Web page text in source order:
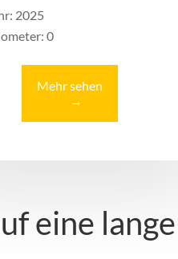
2025
0
Mehr sehen
→
eine